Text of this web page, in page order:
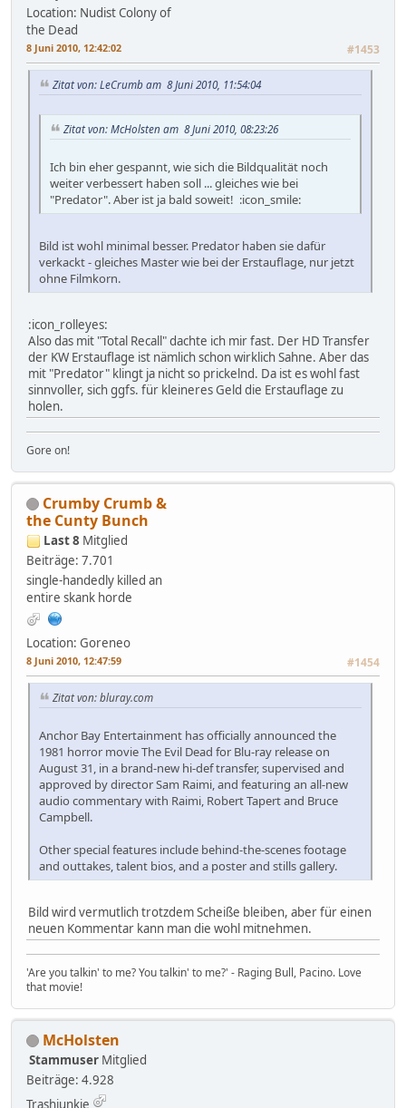
Location: Nudist Colony of
the Dead
8 Juni 2010, 12:42:02 #1453
Zitat von: LeCrumb am 8 Juni 2010, 11:54:04
Zitat von: McHolsten am 8 Juni 2010, 08:23:26
Ich bin eher gespannt, wie sich die Bildqualität noch
weiter verbessert haben soll ... gleiches wie bei
"Predator". Aber ist ja bald soweit! :icon_smile:
Bild ist wohl minimal besser. Predator haben sie dafür
verkackt - gleiches Master wie bei der Erstauflage, nur jetzt
ohne Filmkorn.
:icon_rolleyes:
Also das mit "Total Recall" dachte ich mir fast. Der HD Transfer
der KW Erstauflage ist nämlich schon wirklich Sahne. Aber das
mit "Predator" klingt ja nicht so prickelnd. Da ist es wohl fast
sinnvoller, sich ggfs. für kleineres Geld die Erstauflage zu
holen.
Gore on!
Crumby Crumb &
the Cunty Bunch
Last 8 Mitglied
Beiträge: 7.701
single-handedly killed an
entire skank horde
Location: Goreneo
8 Juni 2010, 12:47:59 #1454
Zitat von: bluray.com
Anchor Bay Entertainment has officially announced the
1981 horror movie The Evil Dead for Blu-ray release on
August 31, in a brand-new hi-def transfer, supervised and
approved by director Sam Raimi, and featuring an all-new
audio commentary with Raimi, Robert Tapert and Bruce
Campbell.
Other special features include behind-the-scenes footage
and outtakes, talent bios, and a poster and stills gallery.
Bild wird vermutlich trotzdem Scheiße bleiben, aber für einen
neuen Kommentar kann man die wohl mitnehmen.
'Are you talkin' to me? You talkin' to me?' - Raging Bull, Pacino. Love
that movie!
McHolsten
Stammuser Mitglied
Beiträge: 4.928
Trashjunkie